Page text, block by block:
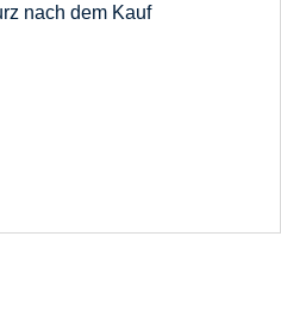
nach dem Kauf